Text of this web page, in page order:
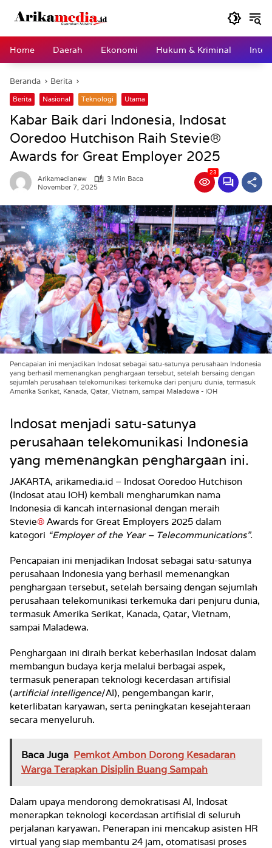
Home
Daerah Ekonomi Hukum & Kriminal
Beranda Berita
Berita Nasional Teknologi Utama
Kabar Baik dari Indonesia, Indosat
Ooredoo Hutchison Raih Stevie®
Awards for Great Employer 2025
Arikamedianew
3 Min Baca
November 7, 2025
23
Pencapaian ini menjadikan Indosat sebagai satu-satunya perusahaan Indonesia
yang berhasil memenangkan penghargaan tersebut, setelah bersaing dengan
sejumlah perusahaan telekomunikasi terkemuka dari penjuru dunia, termasuk
Amerika Serikat, Kanada, Qatar, Vietnam, sampai Maladewa - IOH
Indosat menjadi satu-satunya
perusahaan telekomunikasi Indonesia
yang memenangkan penghargaan ini.
JAKARTA, arikamedia.id – Indosat Ooredoo Hutchison
(Indosat atau IOH) kembali mengharumkan nama
Indonesia di kancah internasional dengan meraih
Stevie® Awards for Great Employers 2025 dalam
kategori “Employer of the Year – Telecommunications”.
Pencapaian ini menjadikan Indosat sebagai satu-satunya
perusahaan Indonesia yang berhasil memenangkan
penghargaan tersebut, setelah bersaing dengan sejumlah
perusahaan telekomunikasi terkemuka dari penjuru dunia,
termasuk Amerika Serikat, Kanada, Qatar, Vietnam,
sampai Maladewa.
Penghargaan ini diraih berkat keberhasilan Indosat dalam
membangun budaya kerja melalui berbagai aspek,
termasuk penerapan teknologi kecerdasan artifisial
(artificial intelligence/AI), pengembangan karir,
keterlibatan karyawan, serta peningkatan kesejahteraan
secara menyeluruh.
Baca Juga Pemkot Ambon Dorong Kesadaran
Warga Terapkan Disiplin Buang Sampah
Dalam upaya mendorong demokratisasi AI, Indosat
menerapkan teknologi kecerdasan artifisial di seluruh
perjalanan karyawan. Penerapan ini mencakup asisten HR
virtual yang siap membantu 24 jam, otomatisasi proses